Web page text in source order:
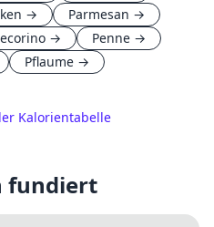
→ Parmesan →
→ Penne →
Pflaume →
Kalorientabelle
fundiert